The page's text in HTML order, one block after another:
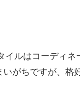
ルはコーディ
がちですが、